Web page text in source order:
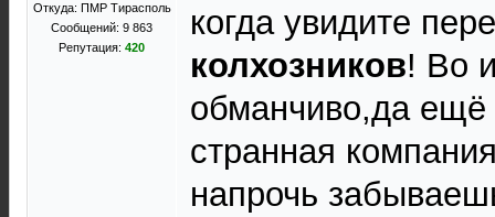
Откуда: ПМР Тирасполь
Сообщений: 9 863
Репутация:420
когда увидите
колхозников! Во
обманчиво,да ещё
странная
напрочь